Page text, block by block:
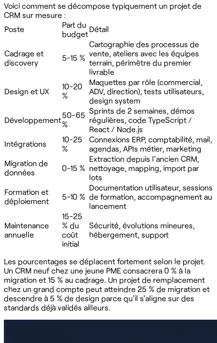
Voici comment se décompose typiquement un projet de
CRM sur mesure :
Poste
Part du
budget
Détail
Cadrage et
discovery
5-15 %
Cartographie des processus de
vente, ateliers avec les équipes
terrain, périmètre du premier
livrable
Design et UX
10-20
%
Maquettes par rôle (commercial,
ADV, direction), tests utilisateurs,
design system
Développement
50-65
%
Sprints de 2 semaines, démos
régulières, code TypeScript /
React / Node.js
Intégrations
10-25
%
Connexions ERP, comptabilité, mail,
agendas, APIs métier, marketing
Migration de
données
0-15 %
Extraction depuis l'ancien CRM,
nettoyage, mapping, import par
lots
Formation et
déploiement
5-10 %
Documentation utilisateur, sessions
de formation, accompagnement au
lancement
Maintenance
annuelle
15-25
% du
coût
initial
Sécurité, évolutions mineures,
hébergement, support
Les pourcentages se déplacent fortement selon le projet.
Un CRM neuf chez une jeune PME consacrera 0 % à la
migration et 15 % au cadrage. Un projet de remplacement
chez un grand compte peut atteindre 25 % de migration et
descendre à 5 % de design parce qu'il s'aligne sur des
standards déjà validés ailleurs.